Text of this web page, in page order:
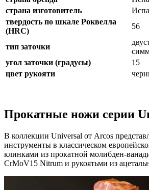
страна изготовитель
твердость по шкале Роквелла
(HRC)
56
тип заточки
угол заточки (градусы)
15
цвет рукояти
Прокатные ножи серии
В коллекции Universal от Arcos
инструменты в классическом
клинками из прокатной молибден-
CrMoV15 Nitrum и рукоятьми из